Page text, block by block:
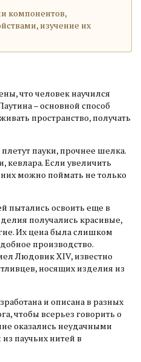
компонентов,
изучение их
что человек научился
– основной способ
пространство, получать
пауки, прочнее шелка.
кевлара. Если увеличить
можно поймать не только
пытались освоить еще в
получались красивые,
Их цена была слишком
производство.
Людовик XIV, известно
носящих изделия из
и описана в разных
чтобы всерьез говорить о
оказались неудачными
паучьих нитей в